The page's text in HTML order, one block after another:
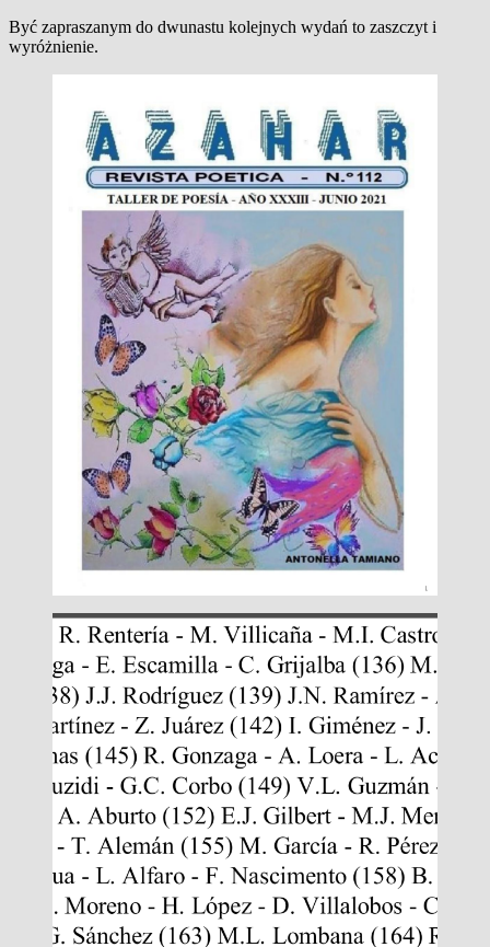
Być zapraszanym do dwunastu kolejnych wydań to zaszczyt i
wyróżnienie.